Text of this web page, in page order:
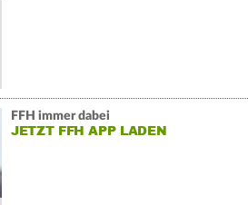
FFH immer dabei
JETZT FFH APP LADEN